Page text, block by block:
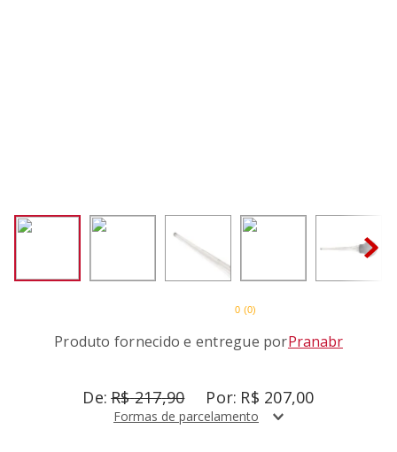
0 (0)
Produto fornecido e entregue porPranabr
R$ 217,90 R$ 207,00
Formas de parcelamento